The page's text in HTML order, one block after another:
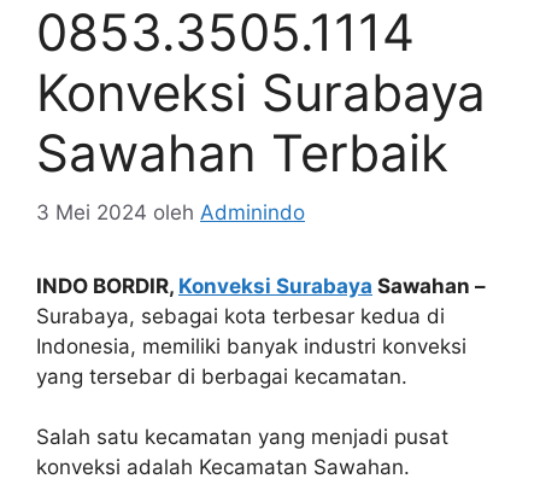
0853.3505.1114
Konveksi Surabaya
Sawahan Terbaik
3 Mei 2024 oleh Adminindo
INDO BORDIR, Konveksi Surabaya Sawahan –
Surabaya, sebagai kota terbesar kedua di
Indonesia, memiliki banyak industri konveksi
yang tersebar di berbagai kecamatan.
Salah satu kecamatan yang menjadi pusat
konveksi adalah Kecamatan Sawahan.